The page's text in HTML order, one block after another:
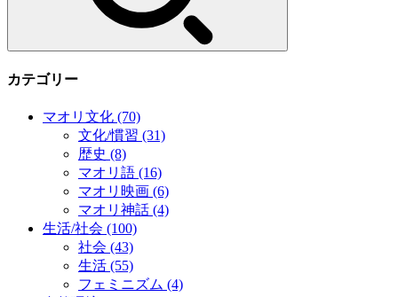
カテゴリー
マオリ文化 (70)
文化/慣習 (31)
歴史 (8)
マオリ語 (16)
マオリ映画 (6)
マオリ神話 (4)
生活/社会 (100)
社会 (43)
生活 (55)
フェミニズム (4)